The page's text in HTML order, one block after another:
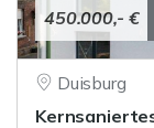
450.000,- €
Duisburg